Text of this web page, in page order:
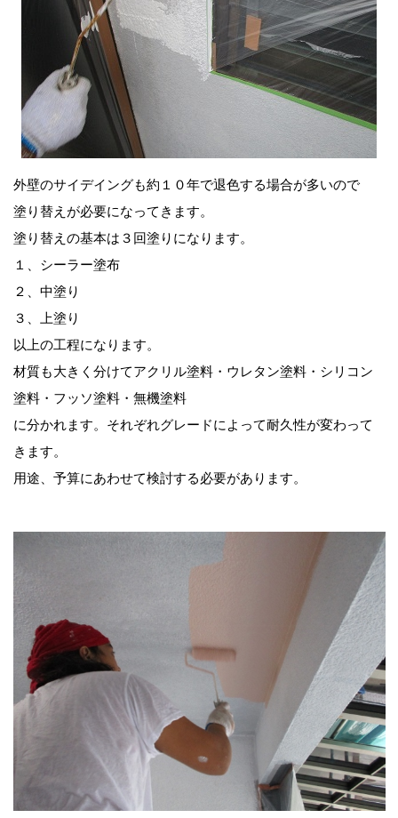
外壁のサイデイングも約１０年で退色する場合が多いので
塗り替えが必要になってきます。
塗り替えの基本は３回塗りになります。
１、シーラー塗布
２、中塗り
３、上塗り
以上の工程になります。
材質も大きく分けてアクリル塗料・ウレタン塗料・シリコン
塗料・フッソ塗料・無機塗料
に分かれます。それぞれグレードによって耐久性が変わって
きます。
用途、予算にあわせて検討する必要があります。